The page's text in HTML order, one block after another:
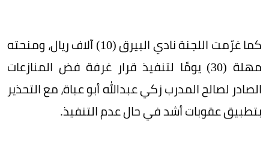
كما غرّمت اللجنة نادي البيرق (10) آلاف ريال، ومنحته
مهلة (30) يومًا لتنفيذ قرار غرفة فض المنازعات
الصادر لصالح المدرب زكي عبدالله أبو عباة، مع التحذير
بتطبيق عقوبات أشد في حال عدم التنفيذ.